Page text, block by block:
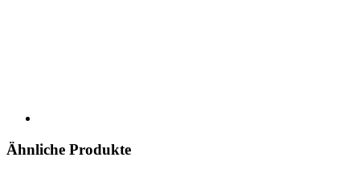
Ähnliche Produkte